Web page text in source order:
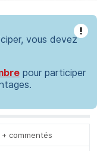
!
vous devez
pour participer
+ commentés